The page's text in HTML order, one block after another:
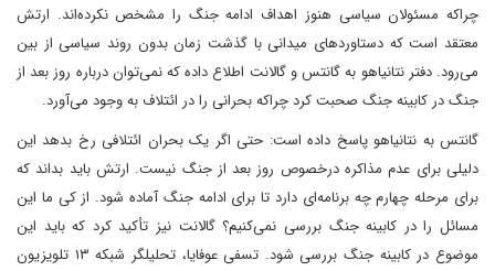
چراکه مسئولان سیاسی هنوز اهداف ادامه جنگ را مشخص نکرده‌اند. ارتش
معتقد است که دستاوردهای میدانی با گذشت زمان بدون روند سیاسی از بین
می‌رود. دفتر نتانیاهو به گانتس و گالانت اطلاع داده که نمی‌توان درباره روز بعد از
جنگ در کابینه جنگ صحبت کرد چراکه بحرانی را در ائتلاف به وجود می‌آورد.
گانتس به نتانیاهو پاسخ داده است: حتی اگر یک بحران ائتلافی رخ بدهد این
دلیلی برای عدم مذاکره درخصوص روز بعد از جنگ نیست. ارتش باید بداند که
برای مرحله چهارم چه برنامه‌ای دارد تا برای ادامه جنگ آماده شود. از کی ما این
مسائل را در کابینه جنگ بررسی نمی‌کنیم؟ گالانت نیز تأکید کرد که باید این
موضوع در کابینه جنگ بررسی شود. تسفی عوفایا، تحلیلگر شبکه ۱۳ تلویزیون